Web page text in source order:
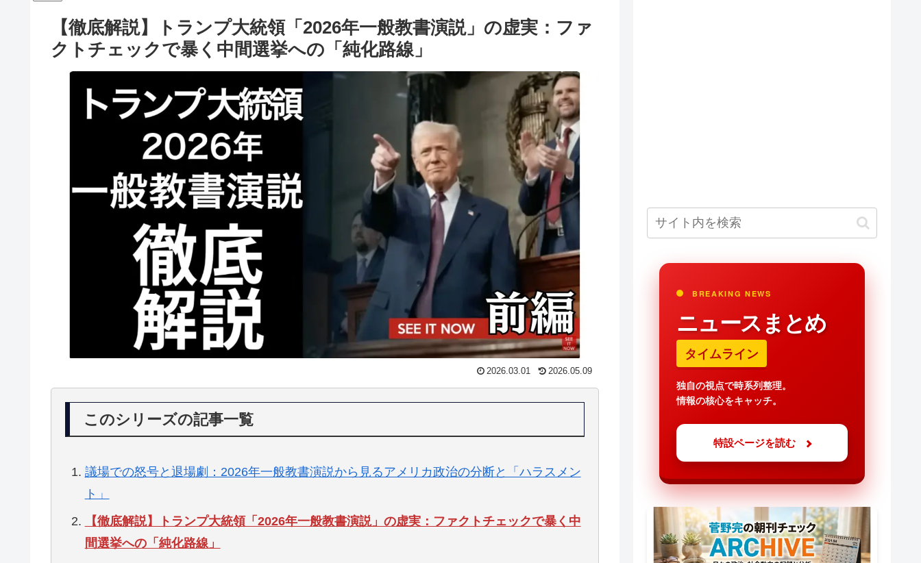
【徹底解説】トランプ大統領「2026年一般教書演説」の虚実：ファ
クトチェックで暴く中間選挙への「純化路線」
2026.03.01 2026.05.09
このシリーズの記事一覧
議場での怒号と退場劇：2026年一般教書演説から見るアメリカ政治の分断と「ハラスメン
ト」
【徹底解説】トランプ大統領「2026年一般教書演説」の虚実：ファクトチェックで暴く中
間選挙への「純化路線」
BREAKING NEWS
ニュースまとめ
タイムライン
独自の視点で時系列整理。
情報の核心をキャッチ。
特設ページを読む